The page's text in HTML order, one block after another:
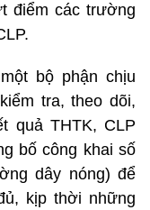
điểm các trường
bộ phận chịu
tra, theo dõi,
quả THTK, CLP
bố công khai số
dây nóng) để
kịp thời những